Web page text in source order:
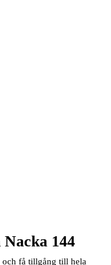
144
och få tillgång till hela